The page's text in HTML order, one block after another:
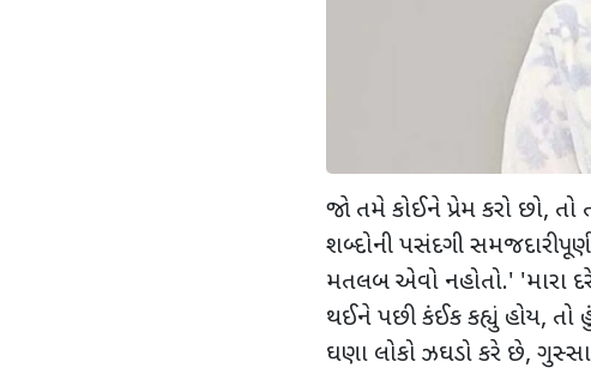
જો તમે કોઈને પ્રેમ કરો છો, તો
શબ્દોની પસંદગી
મતલબ એવો નહોતો.' 'મારા
થઈને પછી કંઈક કહ્યું હોય, તો
ઘણા લોકો ઝઘડો કરે છે,